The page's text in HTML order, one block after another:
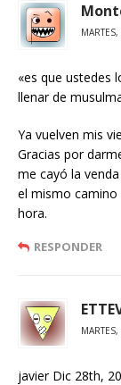
«es que ustedes
llenar de
Ya vuelven mis
Gracias por
me cayó la
el mismo camino
hora.
RESPONDER
javier Dic 28th,